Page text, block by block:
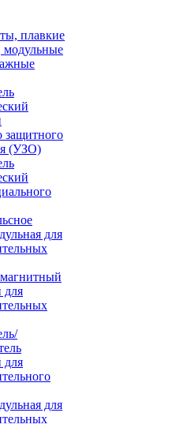
плавкие
модульные
защитного
(УЗО)
для
для
для
для